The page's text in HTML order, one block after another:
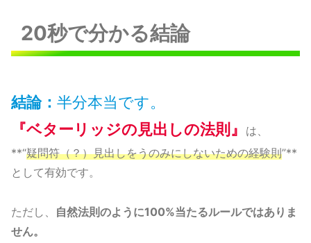
20秒で分かる結論
結論： 半分本当です。
『ベターリッジの見出しの法則』
は、
**“疑問符（？）見出しをうのみにしないための経験則”**
として有効です。
ただし、 自然法則のように100%当たるルールではありま
せん。